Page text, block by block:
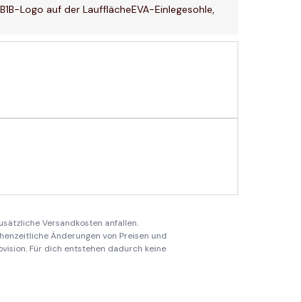
Logo auf der LaufflächeEVA-Einlegesohle,
Versandkosten anfallen.
Änderungen von Preisen und
Für dich entstehen dadurch keine